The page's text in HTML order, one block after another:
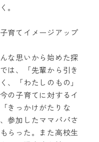
。
育てイメージアップ
な思いから始めた探
は、「先輩から引き
、「わたしのもの」
の子育てに対するイ
きっかけがたりな
参加したママパパさ
らった。また高校生